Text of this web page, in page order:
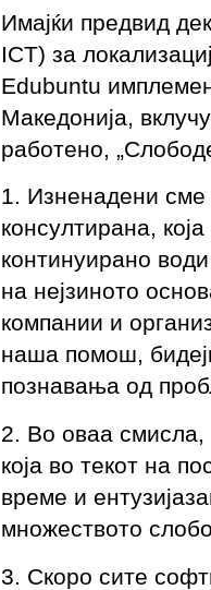
Имајќи предвид
ICT) за
Edubuntu
Македонија,
работено,
1. Изненадени сме
консултирана,
континуирано
на нејзиното
компании и
наша помош,
познавања од
2. Во оваа смисла,
која во текот на
време и
множеството
3. Скоро сите